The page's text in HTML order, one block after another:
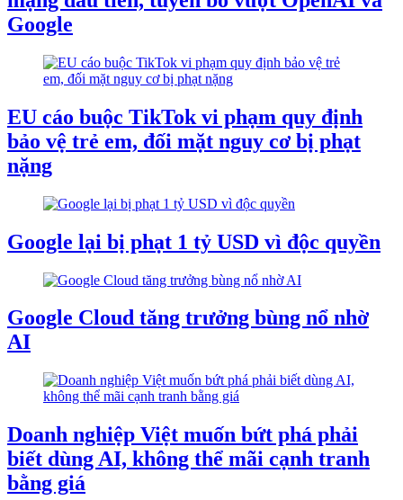
Google
EU cáo buộc TikTok vi phạm quy định
bảo vệ trẻ em, đối mặt nguy cơ bị phạt
nặng
Google lại bị phạt 1 tỷ USD vì độc quyền
Google Cloud tăng trưởng bùng nổ nhờ
AI
Doanh nghiệp Việt muốn bứt phá phải
biết dùng AI, không thể mãi cạnh tranh
bằng giá